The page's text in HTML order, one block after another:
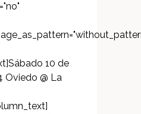
10 de
Oviedo @ La